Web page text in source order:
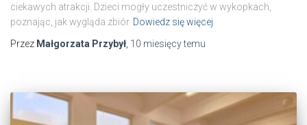
ciekawych atrakcji. Dzieci mogły uczestniczyć w wykopkach,
poznając, jak wygląda zbiór Dowiedz się więcej
Przez Małgorzata Przybył 10 miesięcytemu